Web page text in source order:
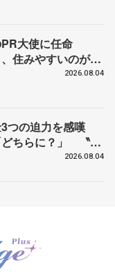
大使に任命
住みやすいのが魅
2026.08.04
つの迫力を感嘆
どちらに？」 〝リ
ク3連覇の野村忠
2026.08.04